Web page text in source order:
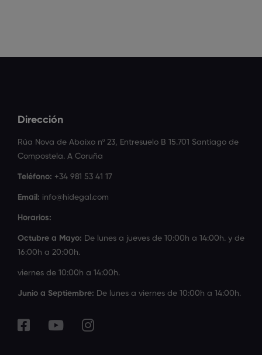
Dirección
Rúa Nova de Abaixo nº 23, Entresuelo B 15.701 Santiago de
Compostela. A Coruña
Teléfono: +34 981 53 41 17
Email: info@hidegal.com
Horarios:
Octubre a Mayo: De lunes a jueves de 10:00h a 14:00h. y de
16:00h a 20:00h.
viernes de 10:00h a 14:00h.
Junio a Septiembre: De lunes a viernes de 10:00h a 14:00h.